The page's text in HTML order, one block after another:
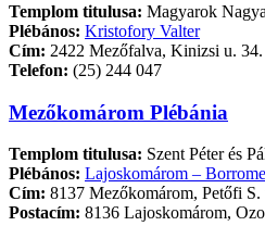
Templom titulusa: Magyarok
Plébános: Kristofory Valter
Cím: 2422 Mezőfalva, Kinizsi u. 34.
Telefon: (25) 244 047
Mezőkomárom Plébánia
Templom titulusa: Szent Péter és
Plébános: Lajoskomárom –
Cím: 8137 Mezőkomárom, Petőfi S.
Postacím: 8136 Lajoskomárom,